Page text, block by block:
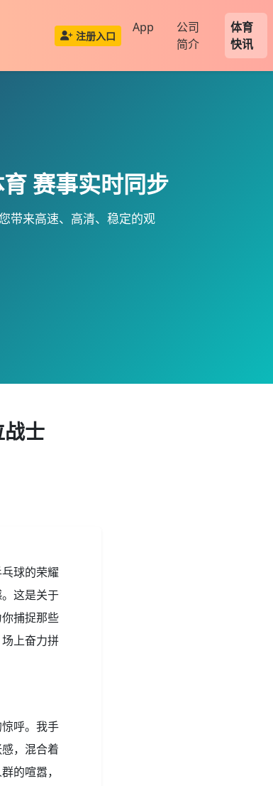
注册入口
App
公司
简介
体育
快讯
赛事实时同步
带来高速、高清、稳定的观
士
球的荣耀
这是关于
捕捉那些
上奋力拼
呼。我手
，混合着
的喧嚣，